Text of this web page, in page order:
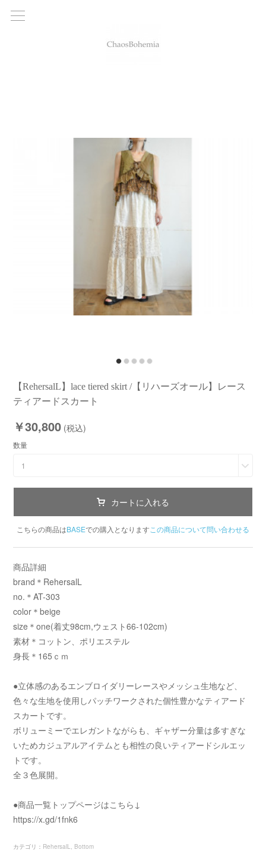
【RehersalL】lace tiered skirt /【リハーズオール】レース
ティアードスカート
￥30,800 (税込)
数量
1
カートに入れる
こちらの商品はBASEでの購入となります この商品について問い合わせる
商品詳細
brand＊RehersalL
no.＊AT-303
color＊beige
size＊one(着丈98cm,ウェスト66-102cm)
素材＊コットン、ポリエステル
身長＊165ｃｍ
●立体感のあるエンブロイダリーレースやメッシュ生地など、
色々な生地を使用しパッチワークされた個性豊かなティアード
スカートです。
ボリューミーでエレガントながらも、ギャザー分量は多すぎな
いためカジュアルアイテムとも相性の良いティアードシルエッ
トです。
全３色展開。
●商品一覧トップページはこちら↓
https://x.gd/1fnk6
カテゴリ ： RehersalL Bottom